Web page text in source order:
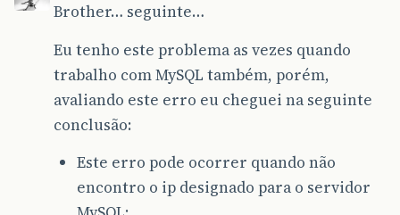
Brother… seguinte…
Eu tenho este problema as vezes quando
trabalho com MySQL também, porém,
avaliando este erro eu cheguei na seguinte
conclusão:
Este erro pode ocorrer quando não
encontro o ip designado para o servidor